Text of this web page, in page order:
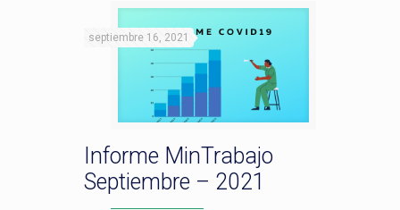
septiembre 16, 2021
Informe MinTrabajo
Septiembre – 2021